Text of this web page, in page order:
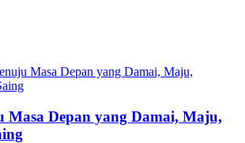
Masa Depan yang Damai, Maju,